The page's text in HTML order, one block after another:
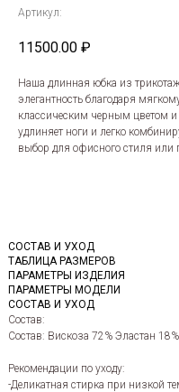
Артикул:
11500.00 ₽
Наша длинная юбка из
элегантность благодаря
классическим черным цветом и
удлиняет ноги и легко
выбор для офисного стиля или
СОСТАВ И УХОД
ТАБЛИЦА РАЗМЕРОВ
ПАРАМЕТРЫ ИЗДЕЛИЯ
ПАРАМЕТРЫ МОДЕЛИ
СОСТАВ И УХОД
Состав:
Состав: Вискоза 72% Эластан 18%
Рекомендации по уходу:
-Деликатная стирка при низкой